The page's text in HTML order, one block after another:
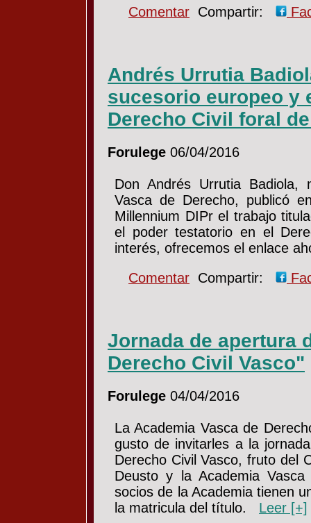
Comentar Compartir:
Andrés Urrutia
sucesorio europeo y
Derecho Civil foral
Forulege 06/04/2016
Don Andrés Urrutia Badiola,
Vasca de Derecho, publicó
Millennium DIPr el trabajo
el poder testatorio en el
interés, ofrecemos el enlace
Comentar Compartir:
Jornada de apertura
Derecho Civil Vasco"
Forulege 04/04/2016
La Academia Vasca de
gusto de invitarles a la
Derecho Civil Vasco, fruto del
Deusto y la Academia
socios de la Academia tienen
la matricula del título. Leer [+]